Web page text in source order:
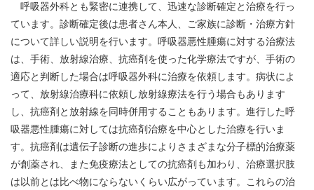
呼吸器外科とも緊密に連携して、迅速な診断確定と治療を行っ
ています。診断確定後は患者さん本人、ご家族に診断・治療方針
について詳しい説明を行います。呼吸器悪性腫瘍に対する治療法
は、手術、放射線治療、抗癌剤を使った化学療法ですが、手術の
適応と判断した場合は呼吸器外科に治療を依頼します。病状によ
って、放射線治療科に依頼し放射線療法を行う場合もあります
し、抗癌剤と放射線を同時併用することもあります。進行した呼
吸器悪性腫瘍に対しては抗癌剤治療を中心とした治療を行いま
す。抗癌剤は遺伝子診断の進歩によりさまざまな分子標的治療薬
が創薬され、また免疫療法としての抗癌剤も加わり、治療選択肢
は以前とは比べ物にならないくらい広がっています。これらの治